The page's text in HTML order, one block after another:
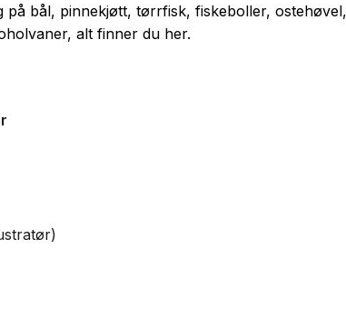
på bål, pinnekjøtt, tørrfisk, fiskeboller, ostehøvel,
alt finner du her.